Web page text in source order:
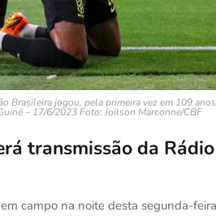
Brasileira jogou, pela primeira vez em 109
– 17/6/2023 Foto: Joilson Marconne/CBF
transmissão da
campo na noite desta segunda-